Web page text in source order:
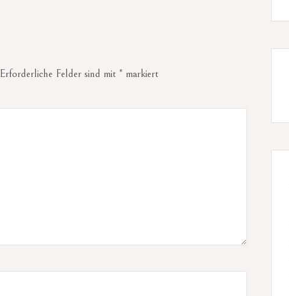
Erforderliche Felder sind mit * markiert